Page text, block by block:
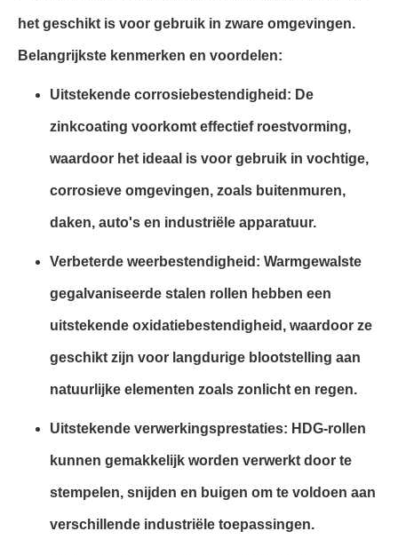
het geschikt is voor gebruik in zware omgevingen.
Belangrijkste kenmerken en voordelen:
Uitstekende corrosiebestendigheid: De
zinkcoating voorkomt effectief roestvorming,
waardoor het ideaal is voor gebruik in vochtige,
corrosieve omgevingen, zoals buitenmuren,
daken, auto's en industriële apparatuur.
Verbeterde weerbestendigheid: Warmgewalste
gegalvaniseerde stalen rollen hebben een
uitstekende oxidatiebestendigheid, waardoor ze
geschikt zijn voor langdurige blootstelling aan
natuurlijke elementen zoals zonlicht en regen.
Uitstekende verwerkingsprestaties: HDG-rollen
kunnen gemakkelijk worden verwerkt door te
stempelen, snijden en buigen om te voldoen aan
verschillende industriële toepassingen.